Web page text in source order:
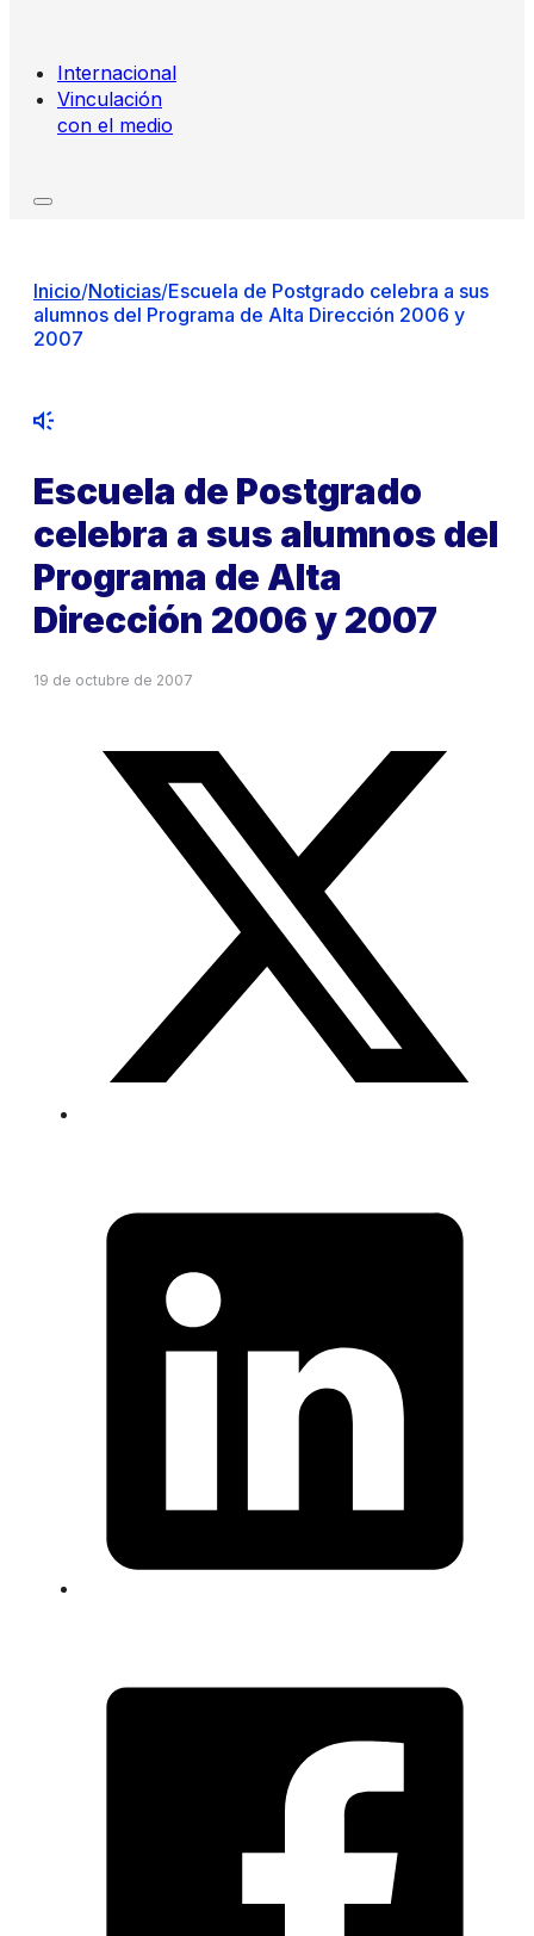
Internacional
Vinculación
con el medio
Inicio/Noticias/Escuela de Postgrado celebra a sus
alumnos del Programa de Alta Dirección 2006 y
2007
Escuela de Postgrado
celebra a sus alumnos del
Programa de Alta
Dirección 2006 y 2007
19 de octubre de 2007